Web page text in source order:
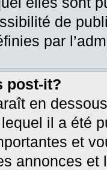
de
par
post-it?
en
il a été
et
annonces